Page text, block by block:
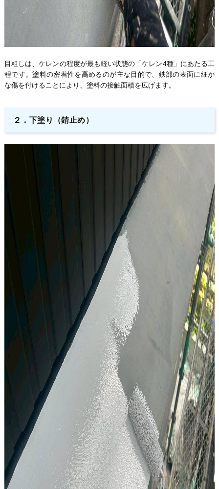
目粗しは、ケレンの程度が最も軽い状態の「ケレン4種」にあたる工
程です。塗料の密着性を高めるのが主な目的で、鉄部の表面に細か
な傷を付けることにより、塗料の接触面積を広げます。
２．下塗り（錆止め）